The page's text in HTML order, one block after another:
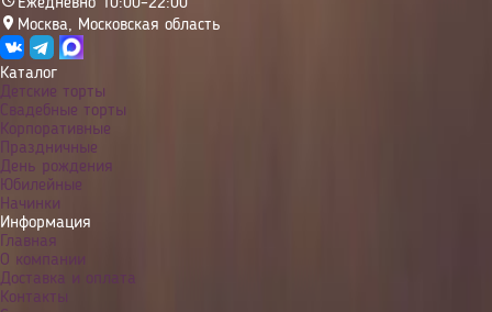
Москва, Московская область
Каталог
Детские торты
Свадебные торты
Корпоративные
Праздничные
День рождения
Юбилейные
Начинки
Информация
Главная
О компании
Доставка и оплата
Контакты